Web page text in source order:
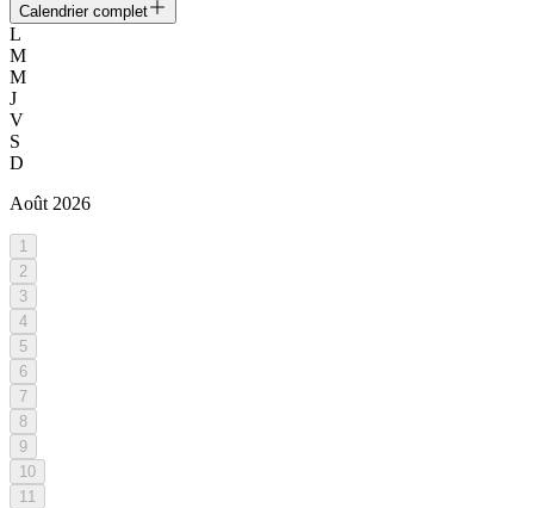
Calendrier complet
L
M
M
J
V
S
D
Août 2026
1
2
3
4
5
6
7
8
9
10
11